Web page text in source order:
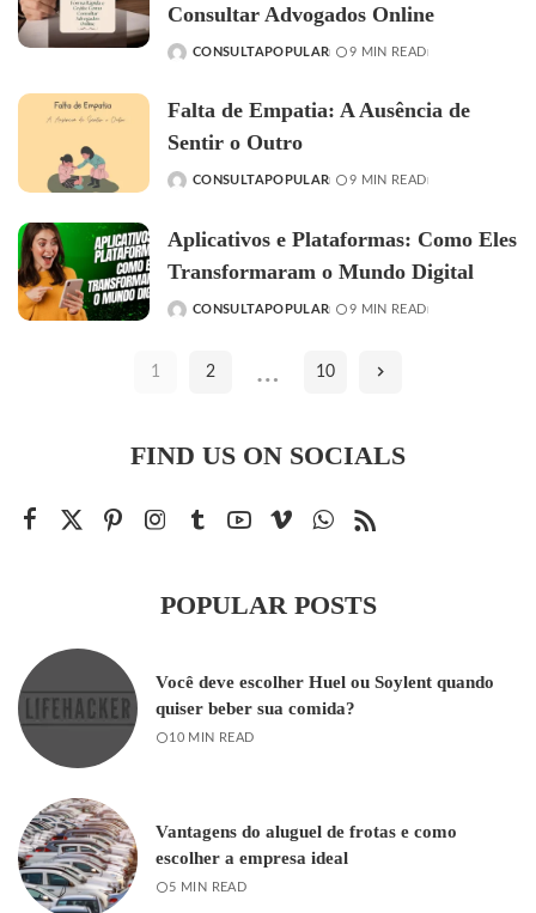
Consultar Advogados Online
POSTED
CONSULTAPOPULAR 9 MIN READ
Falta de Empatia: A Ausência de
Sentir o Outro
POSTED
CONSULTAPOPULAR 9 MIN READ
Aplicativos e Plataformas: Como Eles
Transformaram o Mundo Digital
POSTED
CONSULTAPOPULAR 9 MIN READ
1 2 … 10
FIND US ON SOCIALS
POPULAR POSTS
Você deve escolher Huel ou Soylent quando
quiser beber sua comida?
10 MIN READ
Vantagens do aluguel de frotas e como
escolher a empresa ideal
5 MIN READ